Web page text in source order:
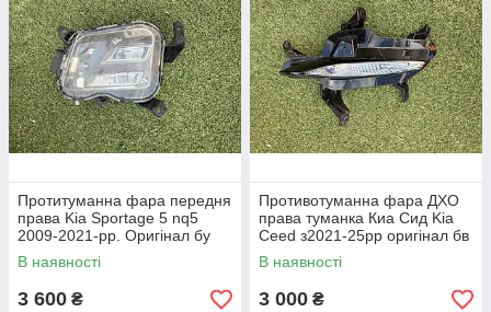
Протитуманна фара передня
права Kia Sportage 5 nq5
2009-2021-рр. Оригінал бу
92202R2000 проклеєна
тріщина скла в непомітному
місці
В наявності
3 600 ₴
Противотуманна фара ДХО
права туманка Киа Сид Kia
Ceed з2021-25рр оригінал бв
92207J7500 ціла
В наявності
3 000 ₴